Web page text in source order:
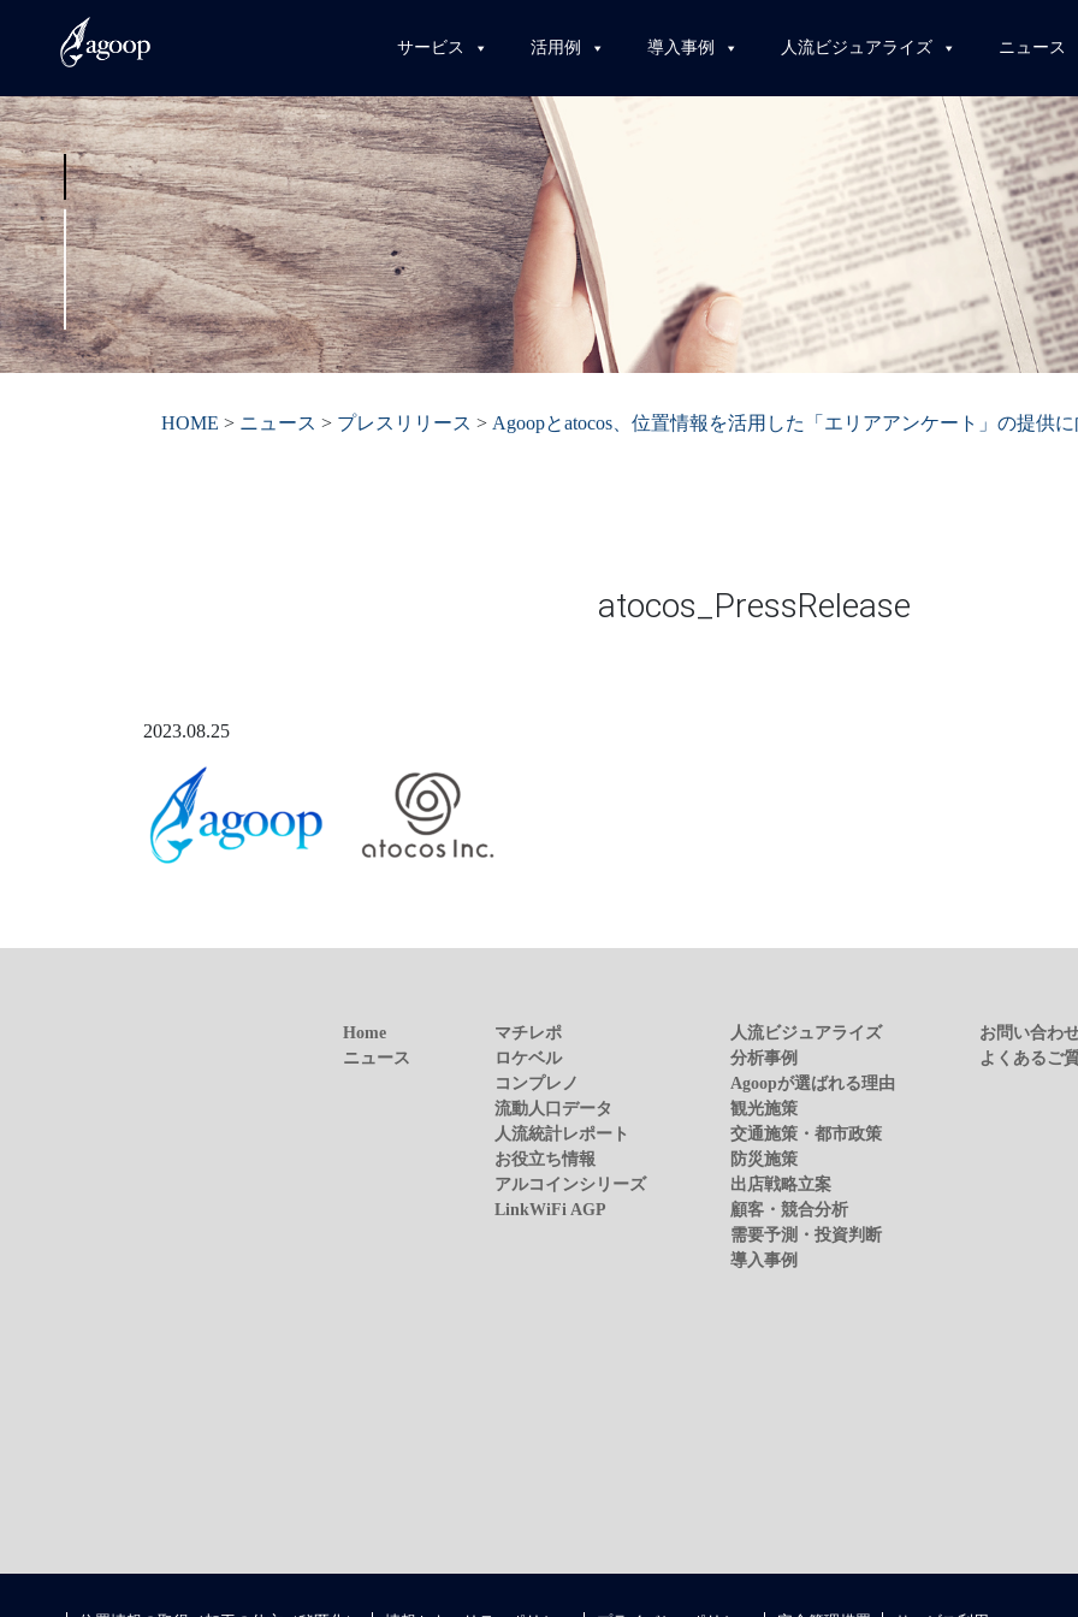
サービス 活用例 導入事例 人流ビジュアライズ ニュース
HOME > ニュース > プレスリリース > Agoopとatocos、位置情報を活用した「エリアアンケート」の提供
atocos_PressRelease
2023.08.25
Home
ニュース
マチレポ
ロケベル
コンプレノ
流動人口データ
人流統計レポート
お役立ち情報
アルコインシリーズ
LinkWiFi AGP
人流ビジュアライズ
分析事例
Agoopが選ばれる理由
観光施策
交通施策・都市政策
防災施策
出店戦略立案
顧客・競合分析
需要予測・投資判断
導入事例
お問い合わ
よくあるご